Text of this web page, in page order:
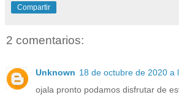
Compartir
2 comentarios:
Unknown 18 de octubre de 2020 a
ojala pronto podamos disfrutar de